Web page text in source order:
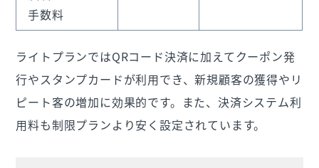
手数料
ライトプランではQRコード決済に加えてクーポン発
行やスタンプカードが利用でき、新規顧客の獲得やリ
ピート客の増加に効果的です。また、決済システム利
用料も制限プランより安く設定されています。